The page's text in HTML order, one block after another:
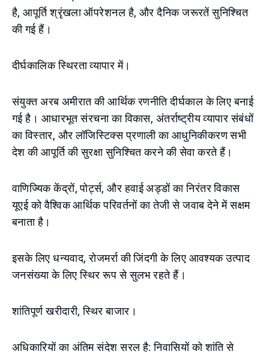
है, आपूर्ति श्रृंखला ऑपरेशनल है, और दैनिक जरूरतें सुनिश्चित
की गई हैं।
दीर्घकालिक स्थिरता व्यापार में।
संयुक्त अरब अमीरात की आर्थिक रणनीति दीर्घकाल के लिए बनाई
गई है। आधारभूत संरचना का विकास, अंतर्राष्ट्रीय व्यापार संबंधों
का विस्तार, और लॉजिस्टिक्स प्रणाली का आधुनिकीकरण सभी
देश की आपूर्ति की सुरक्षा सुनिश्चित करने की सेवा करते हैं।
वाणिज्यिक केंद्रों, पोर्ट्स, और हवाई अड्डों का निरंतर विकास
यूएई को वैश्विक आर्थिक परिवर्तनों का तेजी से जवाब देने में सक्षम
बनाता है।
इसके लिए धन्यवाद, रोजमर्रा की जिंदगी के लिए आवश्यक उत्पाद
जनसंख्या के लिए स्थिर रूप से सुलभ रहते हैं।
शांतिपूर्ण खरीदारी, स्थिर बाजार।
अधिकारियों का अंतिम संदेश सरल है: निवासियों को शांति से